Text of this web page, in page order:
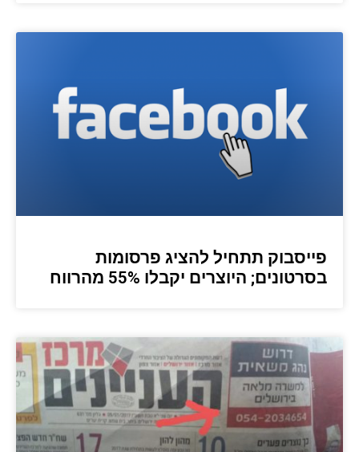
פייסבוק תתחיל להציג פרסומות
בסרטונים; היוצרים יקבלו 55% מהרווח